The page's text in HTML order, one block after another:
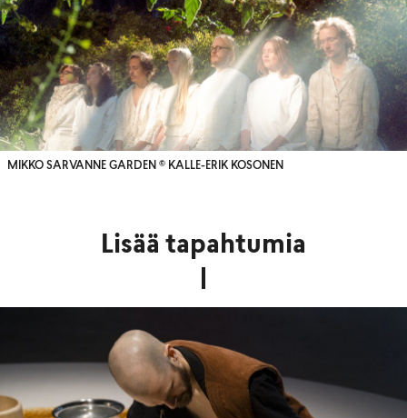
MIKKO SARVANNE GARDEN © KALLE-ERIK KOSONEN
Lisää tapahtumia